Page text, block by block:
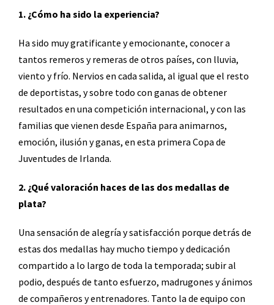
1. ¿Cómo ha sido la experiencia?
Ha sido muy gratificante y emocionante, conocer a
tantos remeros y remeras de otros países, con lluvia,
viento y frío. Nervios en cada salida, al igual que el resto
de deportistas, y sobre todo con ganas de obtener
resultados en una competición internacional, y con las
familias que vienen desde España para animarnos,
emoción, ilusión y ganas, en esta primera Copa de
Juventudes de Irlanda.
2. ¿Qué valoración haces de las dos medallas de
plata?
Una sensación de alegría y satisfacción porque detrás de
estas dos medallas hay mucho tiempo y dedicación
compartido a lo largo de toda la temporada; subir al
podio, después de tanto esfuerzo, madrugones y ánimos
de compañeros y entrenadores. Tanto la de equipo con